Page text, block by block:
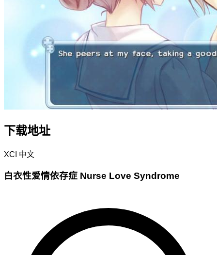
下载地址
XCI 中文
白衣性爱情依存症 Nurse Love Syndrome